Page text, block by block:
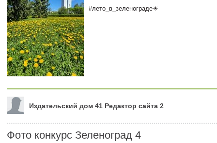
#лето_в_зеленограде☀
Издательский дом 41 Редактор сайта 2
Фото конкурс Зеленоград 4